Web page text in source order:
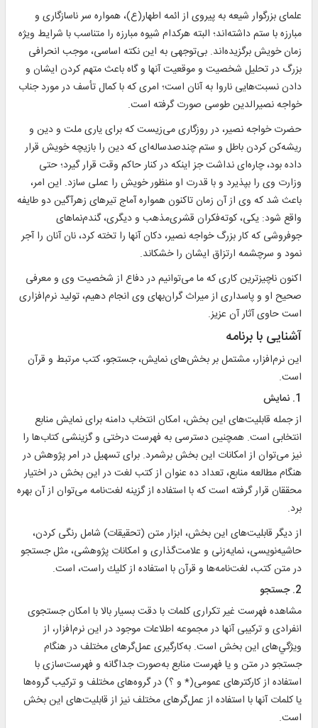
علمای بزرگوار شیعه به پیروی از ائمه اطهار(ع)، همواره سر ناسازگاری و
مبارزه با ستم داشته‌اند؛ البته هرکدام شیوه مبارزه را متناسب با شرایط ویژه
زمان خویش برگزیده‌اند. بی‌توجهی به این نکته اساسی، موجب انحرافی
بزرگ در تحلیل شخصیت و موقعیت آنها و گاه باعث متهم کردن ایشان و
دادن نسبت‌هایی ناروا به آنان است؛ امری که با کمال تأسف در مورد جناب
خواجه نصیرالدین طوسی صورت گرفته است.
حضرت خواجه نصیر، در روزگاری می‌زیست که برای یاری ملت و دین و
ریشه‌کن کردن باطل و ستم چندصدساله‌ای که دین را بازیچه خویش قرار
داده بود، چاره‌ای نداشت جز اینکه در کنار حاکم وقت قرار گیرد؛ حتی
وزارت وی را بپذیرد و با قدرت او منظور خویش را عملی سازد. این امر،
باعث شد که وی از آن زمان تاکنون همواره آماج تیرهای زهرآگین دو طایفه
واقع شود: یکی، کوته‌فکران قشری‌مذهب و دیگری، گندم‌نماهای
جوفروشی که کار بزرگ خواجه نصیر، دکان آنها را تخته کرد، نان آنان را آجر
نمود و سرچشمه ارتزاق ایشان را خشکاند.
اکنون ناچیزترین کاری که ما می‌توانیم در دفاع از شخصیت وی و معرفی
صحیح او و پاسداری از میراث گران‌بهای وی انجام دهیم، تولید نرم‌افزاری
است حاوی آثار آن عزیز.
آشنایی با برنامه
اين نرم‌افزار، مشتمل بر بخش‌هاى نمايش، جستجو، كتب مرتبط و قرآن
است.
1. نمايش
از جمله قابليت‌هاى اين بخش، امكان انتخاب دامنه براى نمايش منابع
انتخابى است. همچنين دسترسى به فهرست درختى و گزينشى كتاب‌ها را
نيز مى‌توان از امكانات اين بخش برشمرد. براى تسهيل در امر پژوهش در
هنگام مطالعه منابع، تعداد ده عنوان از كتب لغت در اين بخش در اختيار
محققان قرار گرفته است كه با استفاده از گزينه لغت‌نامه مى‌توان از آن بهره
برد.
از دیگر قابليت‌هاى اين بخش، ابزار متن (تحقيقات) شامل رنگى كردن،
حاشيه‌نويسى، نمايه‌زنى و علامت‌گذارى‏ و امكانات پژوهشى، مثل جستجو
در متن كتب، لغت‌نامه‌ها و قرآن با استفاده از كليك راست، است.‏
2. جستجو
مشاهده فهرست غير تكرارى كلمات با دقت بسيار بالا با امكان جستجوى
انفرادى و تركيبى آنها در مجموعه اطلاعات موجود در اين نرم‌افزار، از
ويژگي‌هاى اين بخش است. به‌كارگيرى عمل‌گرهاى مختلف در هنگام
جستجو در متن و يا فهرست منابع به‌صورت جداگانه و فهرست‌سازى با
استفاده از كاركترهاى عمومى(* و ؟) در گروه‌هاى مختلف و تركيب گروه‌ها
يا كلمات آنها با استفاده از عمل‌گرهاى مختلف نيز از قابليت‌هاى اين بخش
است.